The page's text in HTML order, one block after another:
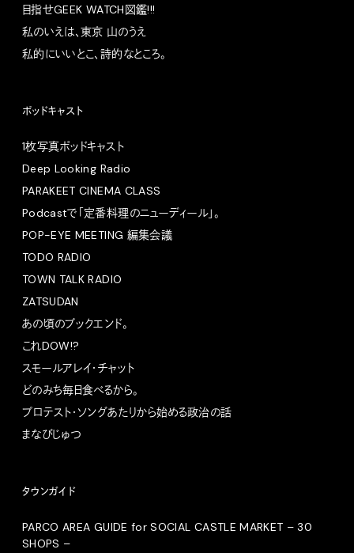
目指せGEEK WATCH図鑑!!!
私のいえは、東京 山のうえ
私的にいいとこ、詩的なところ。
ポッドキャスト
1枚写真ポッドキャスト
Deep Looking Radio
PARAKEET CINEMA CLASS
Podcastで「定番料理のニューディール」。
POP-EYE MEETING 編集会議
TODO RADIO
TOWN TALK RADIO
ZATSUDAN
あの頃のブックエンド。
これDOW!?
スモールアレイ・チャット
どのみち毎日食べるから。
プロテスト・ソングあたりから始める政治の話
まなびじゅつ
タウンガイド
PARCO AREA GUIDE for SOCIAL CASTLE MARKET – 30
SHOPS –